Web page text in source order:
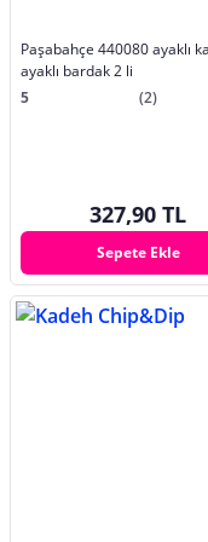
Paşabahçe 440080 ayaklı
ayaklı bardak 2 li
5
(2)
327,90 TL
Sepete Ekle